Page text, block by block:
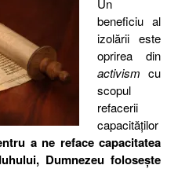
Un
beneficiu al
izolării este
oprirea din
activism cu
scopul
refacerii
capacităţilor
a ne reface capacitatea
Dumnezeu foloseşte